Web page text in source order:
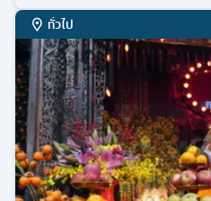
ทั่วไป